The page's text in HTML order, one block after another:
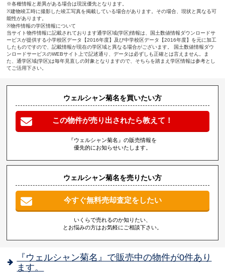
※各種情報と差異がある場合は現況優先となります。
※建物竣工時に撮影した竣工写真を掲載している場合があります。その場合、現状と異なる可
能性があります。
※物件情報の学区情報について
当サイト物件情報に記載されております通学区域(学区)情報は、国土数値情報ダウンロードサ
ービスが提供する小学校区データ【2016年度】及び中学校区データ【2016年度】を元に加工
したものですので、記載情報が現在の学区域と異なる場合がございます。 国土数値情報ダウ
ンロードサービスのWEBサイト上で記述通り、データは必ずしも正確とは言えません。ま
た、通学区域(学区)は毎年見直しの対象となりますので、そちらを踏まえ学区情報は参考とし
てご活用下さい。
ウェルシャン菊名を買いたい方
この物件が売り出されたら教えて！
『ウェルシャン菊名』の販売情報を
優先的にお知らせいたします。
ウェルシャン菊名を売りたい方
今すぐ無料売却査定をしたい
いくらで売れるのか知りたい、
とお悩みの方はお気軽にご相談下さい。
『ウェルシャン菊名』で販売中の物件が0件あり
ます。